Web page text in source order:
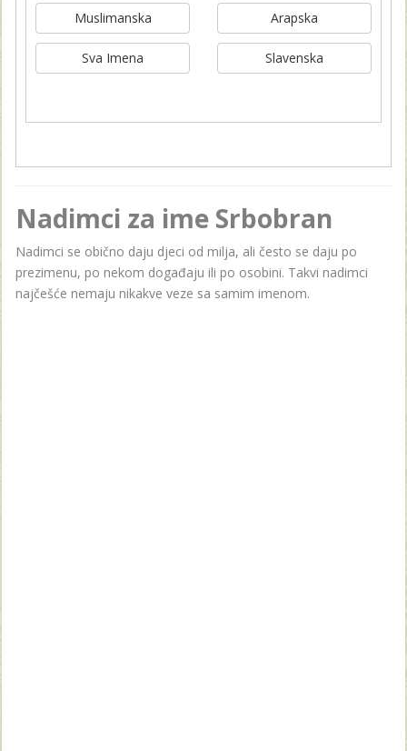
Muslimanska Arapska
Sva Imena Slavenska
Nadimci za ime Srbobran
Nadimci se obično daju djeci od milja, ali često se daju po
prezimenu, po nekom događaju ili po osobini. Takvi nadimci
najčešće nemaju nikakve veze sa samim imenom.